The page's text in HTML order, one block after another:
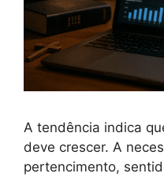
A tendência indica
deve crescer. A
pertencimento,